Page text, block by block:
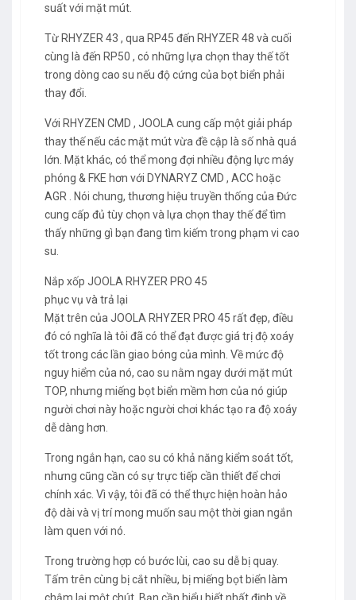
suất với mặt mút.
Từ RHYZER 43 , qua RP45 đến RHYZER 48 và cuối
cùng là đến RP50 , có những lựa chọn thay thế tốt
trong dòng cao su nếu độ cứng của bọt biển phải
thay đổi.
Với RHYZEN CMD , JOOLA cung cấp một giải pháp
thay thế nếu các mặt mút vừa đề cập là số nhà quá
lớn. Mặt khác, có thể mong đợi nhiều động lực máy
phóng & FKE hơn với DYNARYZ CMD , ACC hoặc
AGR . Nói chung, thương hiệu truyền thống của Đức
cung cấp đủ tùy chọn và lựa chọn thay thế để tìm
thấy những gì bạn đang tìm kiếm trong phạm vi cao
su.
Nắp xốp JOOLA RHYZER PRO 45
phục vụ và trả lại
Mặt trên của JOOLA RHYZER PRO 45 rất đẹp, điều
đó có nghĩa là tôi đã có thể đạt được giá trị độ xoáy
tốt trong các lần giao bóng của mình. Về mức độ
nguy hiểm của nó, cao su nằm ngay dưới mặt mút
TOP, nhưng miếng bọt biển mềm hơn của nó giúp
người chơi này hoặc người chơi khác tạo ra độ xoáy
dễ dàng hơn.
Trong ngắn hạn, cao su có khả năng kiểm soát tốt,
nhưng cũng cần có sự trực tiếp cần thiết để chơi
chính xác. Vì vậy, tôi đã có thể thực hiện hoàn hảo
độ dài và vị trí mong muốn sau một thời gian ngắn
làm quen với nó.
Trong trường hợp có bước lùi, cao su dễ bị quay.
Tấm trên cùng bị cắt nhiều, bị miếng bọt biển làm
chậm lại một chút. Bạn cần hiểu biết nhất định về